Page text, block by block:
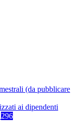
(da pubblicare
ai dipendenti
296